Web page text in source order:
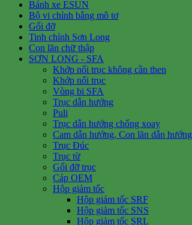
Bánh xe ESUN
Bộ vi chỉnh bằng mô tơ
Gối đỡ
Tinh chỉnh Sơn Long
Con lăn chữ thập
SƠN LONG - SFA
Khớp nối trục không cần then
Khớp nối trục
Vòng bi SFA
Trục dẫn hướng
Puli
Trục dẫn hướng chống xoay
Cam dẫn hướng, Con lăn dẫn hướng
Trục Đúc
Trục từ
Gối đỡ trục
Cáp OEM
Hộp giảm tốc
Hộp giảm tốc SRF
Hộp giảm tốc SNS
Hộp giảm tốc SRL